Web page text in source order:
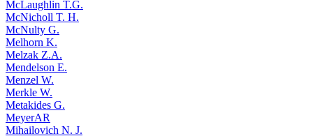
McLaughlin T.G.
McNicholl T. H.
McNulty G.
Melhorn K.
Melzak Z.A.
Mendelson E.
Menzel W.
Merkle W.
Metakides G.
MeyerAR
Mihailovich N. J.